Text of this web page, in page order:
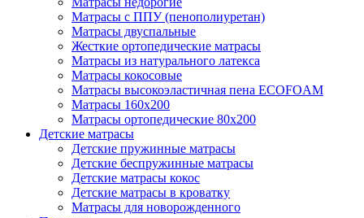
Матрасы с ППУ (пенополиуретан)
Матрасы двуспальные
Жесткие ортопедические матрасы
Матрасы из натурального латекса
Матрасы кокосовые
Матрасы высокоэластичная пена ECOFOAM
Матрасы 160х200
Матрасы ортопедические 80х200
Детские матрасы
Детские пружинные матрасы
Детские беспружинные матрасы
Детские матрасы кокос
Детские матрасы в кроватку
Матрасы для новорожденного